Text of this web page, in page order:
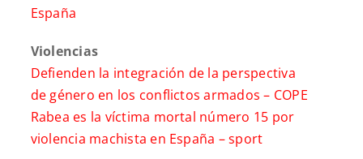
España
Violencias
Defienden la integración de la perspectiva
de género en los conflictos armados – COPE
Rabea es la víctima mortal número 15 por
violencia machista en España –sport